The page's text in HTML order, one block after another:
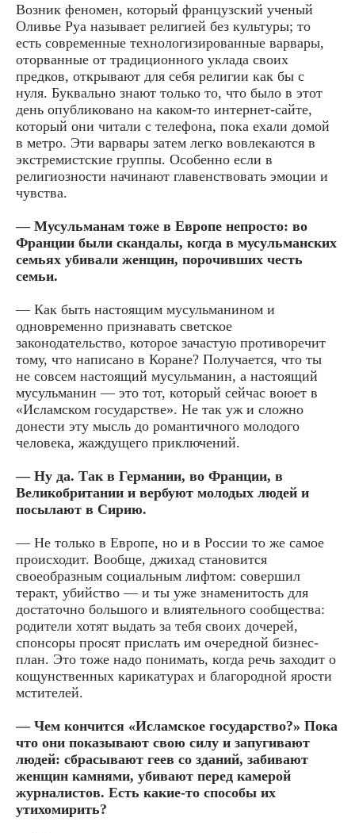
Возник феномен, который французский ученый
Оливье Руа называет религией без культуры; то
есть современные технологизированные варвары,
оторванные от традиционного уклада своих
предков, открывают для себя религии как бы с
нуля. Буквально знают только то, что было в этот
день опубликовано на каком-то интернет-сайте,
который они читали с телефона, пока ехали домой
в метро. Эти варвары затем легко вовлекаются в
экстремистские группы. Особенно если в
религиозности начинают главенствовать эмоции и
чувства.
— Мусульманам тоже в Европе непросто: во
Франции были скандалы, когда в мусульманских
семьях убивали женщин, порочивших честь
семьи.
— Как быть настоящим мусульманином и
одновременно признавать светское
законодательство, которое зачастую противоречит
тому, что написано в Коране? Получается, что ты
не совсем настоящий мусульманин, а настоящий
мусульманин — это тот, который сейчас воюет в
«Исламском государстве». Не так уж и сложно
донести эту мысль до романтичного молодого
человека, жаждущего приключений.
— Ну да. Так в Германии, во Франции, в
Великобритании и вербуют молодых людей и
посылают в Сирию.
— Не только в Европе, но и в России то же самое
происходит. Вообще, джихад становится
своеобразным социальным лифтом: совершил
теракт, убийство — и ты уже знаменитость для
достаточно большого и влиятельного сообщества:
родители хотят выдать за тебя своих дочерей,
спонсоры просят прислать им очередной бизнес-
план. Это тоже надо понимать, когда речь заходит о
кощунственных карикатурах и благородной ярости
мстителей.
— Чем кончится «Исламское государство?» Пока
что они показывают свою силу и запугивают
людей: сбрасывают геев со зданий, забивают
женщин камнями, убивают перед камерой
журналистов. Есть какие-то способы их
утихомирить?